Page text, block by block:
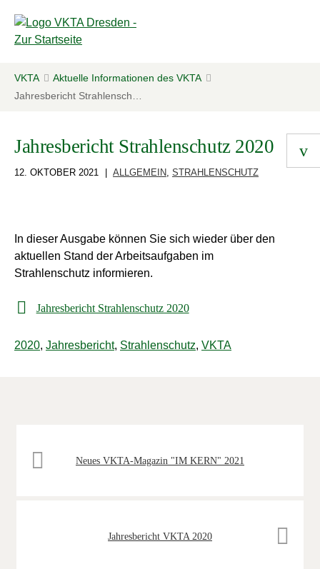
VKTA
Aktuelle Informationen des VKTA
Jahresbericht Strahlenschutz 2020
12. OKTOBER 2021 ALLGEMEIN, STRAHLENSCHUTZ
In dieser Ausgabe können Sie sich wieder über den
aktuellen Stand der Arbeitsaufgaben im
Strahlenschutz informieren.
Jahresbericht Strahlenschutz 2020
2020, Jahresbericht, Strahlenschutz, VKTA
Neues VKTA-Magazin "IM KERN" 2021
Jahresbericht VKTA 2020